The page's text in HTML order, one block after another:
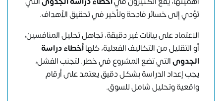
تؤدي إلى خسائر فادحة وتأخير في تحقيق الأهداف.
الاعتماد على بيانات غير دقيقة، تجاهل تحليل المنافسين،
أو التقليل من التكاليف الفعلية، كلهاأخطاء دراسة
الجدوىالتي تضع المشروع في خطر. لتجنب الفشل،
يجب إعداد الدراسة بشكل دقيق يعتمد على أرقام
واقعية وتحليل شامل للسوق.